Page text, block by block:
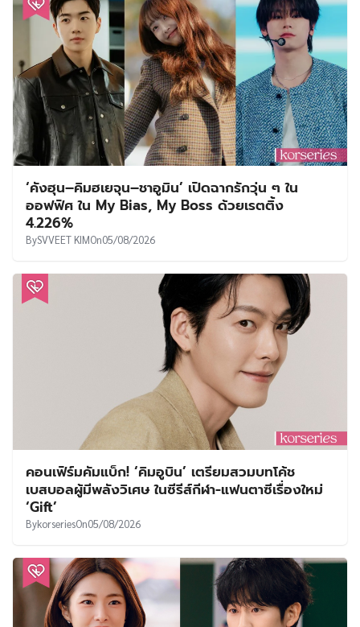
‘คังฮุน–คิมฮเยจุน–ชาอูมิน’ เปิดฉากรักวุ่น ๆ ใน
ออฟฟิศ ใน My Bias, My Boss ด้วยเรตติ้ง
4.226%
BySVVEET KIMOn05/08/2026
คอนเฟิร์มคัมแบ็ก! ‘คิมอูบิน’ เตรียมสวมบทโค้ช
เบสบอลผู้มีพลังวิเศษ ในซีรีส์กีฬา-แฟนตาซีเรื่องใหม่
‘Gift’
BykorseriesOn05/08/2026